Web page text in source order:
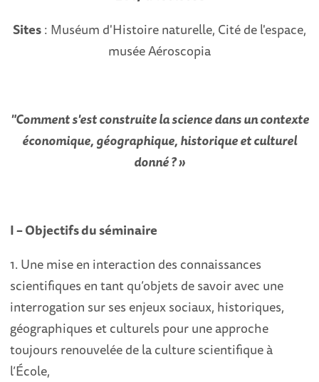
Sites: Muséum d'Histoire naturelle, Cité de l'espace,
musée Aéroscopia
"Comment s'est construite la sciencedans un contexte
économique, géographique, historique et culturel
donné ? »
I – Objectifs du séminaire
1. Une mise en interaction des connaissances
scientifiques en tant qu’objets de savoir avec une
interrogation sur ses enjeux sociaux, historiques,
géographiques et culturels pour une approche
toujours renouvelée de la culture scientifique à
l’École,